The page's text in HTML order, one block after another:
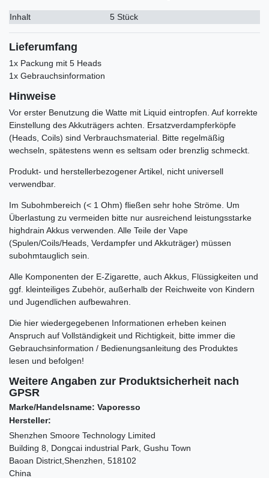
Inhalt 5 Stück
Lieferumfang
1x Packung mit 5 Heads
1x Gebrauchsinformation
Hinweise
Vor erster Benutzung die Watte mit Liquid eintropfen. Auf korrekte
Einstellung des Akkuträgers achten. Ersatzverdampferköpfe
(Heads, Coils) sind Verbrauchsmaterial. Bitte regelmäßig
wechseln, spätestens wenn es seltsam oder brenzlig schmeckt.
Produkt- und herstellerbezogener Artikel, nicht universell
verwendbar.
Im Subohmbereich (< 1 Ohm) fließen sehr hohe Ströme. Um
Überlastung zu vermeiden bitte nur ausreichend leistungsstarke
highdrain Akkus verwenden. Alle Teile der Vape
(Spulen/Coils/Heads, Verdampfer und Akkuträger) müssen
subohmtauglich sein.
Alle Komponenten der E-Zigarette, auch Akkus, Flüssigkeiten und
ggf. kleinteiliges Zubehör, außerhalb der Reichweite von Kindern
und Jugendlichen aufbewahren.
Die hier wiedergegebenen Informationen erheben keinen
Anspruch auf Vollständigkeit und Richtigkeit, bitte immer die
Gebrauchsinformation / Bedienungsanleitung des Produktes
lesen und befolgen!
Weitere Angaben zur Produktsicherheit nach
GPSR
Marke/Handelsname: Vaporesso
Hersteller:
Shenzhen Smoore Technology Limited
Building 8, Dongcai industrial Park, Gushu Town
Baoan District,Shenzhen, 518102
China